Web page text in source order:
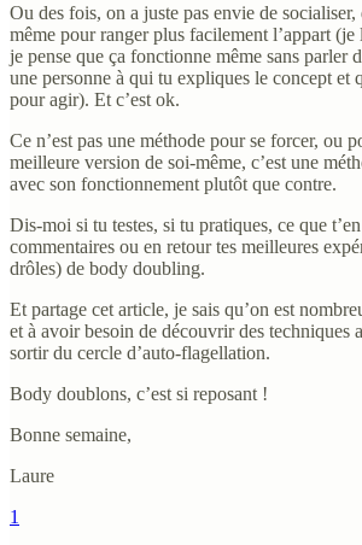
Ou des fois, on a juste pas envie de socialiser,
même pour ranger plus facilement l’appart (je
je pense que ça fonctionne même sans parler
une personne à qui tu expliques le concept et
pour agir). Et c’est ok.
Ce n’est pas une méthode pour se forcer, ou
meilleure version de soi-même, c’est une
avec son fonctionnement plutôt que contre.
Dis-moi si tu testes, si tu pratiques, ce que
commentaires ou en retour tes meilleures
drôles) de body doubling.
Et partage cet article, je sais qu’on est
et à avoir besoin de découvrir des techniques
sortir du cercle d’auto-flagellation.
Body doublons, c’est si reposant !
Bonne semaine,
Laure
1